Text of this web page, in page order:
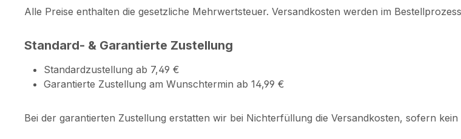
Alle Preise enthalten die gesetzliche Mehrwertsteuer. Versandkosten werden im
Standard- & Garantierte Zustellung
Standardzustellung ab 7,49 €
Garantierte Zustellung am Wunschtermin ab 14,99 €
Bei der garantierten Zustellung erstatten wir bei Nichterfüllung die Versandkosten, sofern